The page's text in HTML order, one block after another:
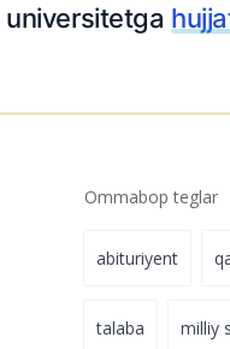
hujjat topshirish
Ommabop teglar
abituriyent
talaba milliy